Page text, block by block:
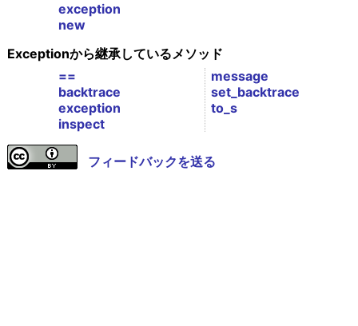
exception
new
Exceptionから継承しているメソッド
==
backtrace
exception
inspect
message
set_backtrace
to_s
フィードバックを送る